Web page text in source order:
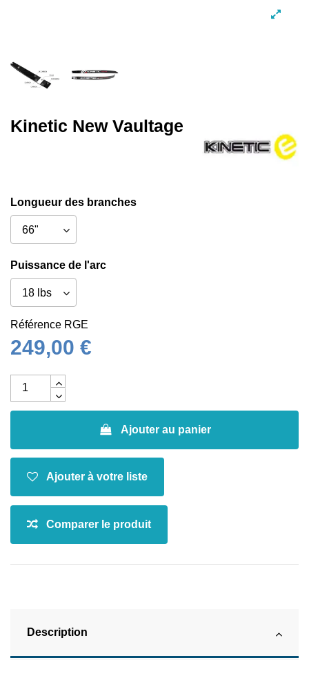
Kinetic New Vaultage
Longueur des branches
Puissance de l'arc
Référence RGE
249,00 €
Ajouter au panier
Description